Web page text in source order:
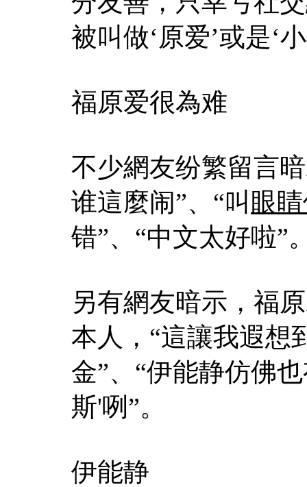
被叫做‘原爱’或是‘
福原爱很為难
不少網友纷繁留言
谁這麼闹”、“叫 眼
错”、“中文太好啦”
另有網友暗示，福
本人，“這讓我遐想
金”、“伊能静仿佛
斯'咧”。
伊能静